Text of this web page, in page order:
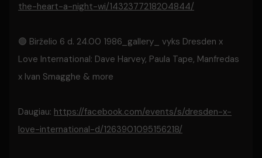
the-heart-a-night-wi/1432377218204844/
🟢 Birželio 6 d. 24.00 1986_gallery_ vyks Dresden x
Love International: Dave Harvey, Paula Tape, Manfredas
x Ivan Smagghe & more
Daugiau: https://facebook.com/events/s/dresden-x-
love-international-d/1263901095156218/